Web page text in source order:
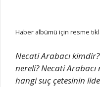
Haber albümü için resme
Necati Arabacı
nereli? Necati Arabacı
hangi suç çetesinin